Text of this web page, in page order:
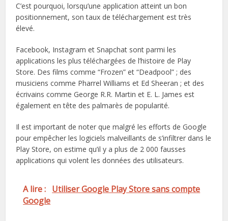
C’est pourquoi, lorsqu’une application atteint un bon
positionnement, son taux de téléchargement est très
élevé.
Facebook, Instagram et Snapchat sont parmi les
applications les plus téléchargées de l’histoire de Play
Store. Des films comme “Frozen” et “Deadpool” ; des
musiciens comme Pharrel Williams et Ed Sheeran ; et des
écrivains comme George R.R. Martin et E. L. James est
également en tête des palmarès de popularité.
Il est important de noter que malgré les efforts de Google
pour empêcher les logiciels malveillants de s’infiltrer dans le
Play Store, on estime qu’il y a plus de 2 000 fausses
applications qui volent les données des utilisateurs.
A lire : Utiliser Google Play Store sans compte
Google